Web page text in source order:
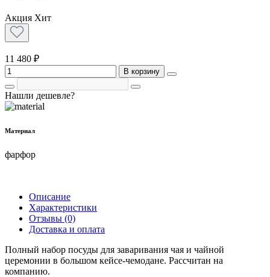
Акция Хит
11 480 ₽
В корзину
Нашли дешевле?
Материал
фарфор
Описание
Характеристики
Отзывы (0)
Доставка и оплата
Полный набор посуды для заваривания чая и чайной
церемонии в большом кейсе-чемодане. Рассчитан на
компанию.